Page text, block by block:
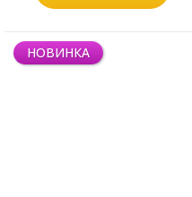
НОВИНКА